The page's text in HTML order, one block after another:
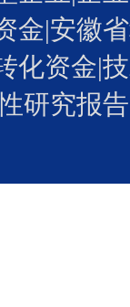
金|安徽
化资金|
研究报告